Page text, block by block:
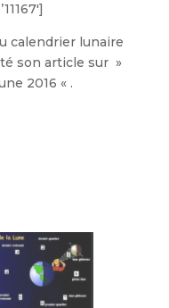
calendrier lunaire
son article sur »
2016 « .